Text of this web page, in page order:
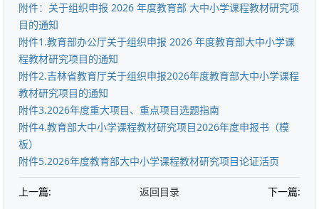
附件：关于组织申报 2026 年度教育部 大中小学课程教材研究项
目的通知
附件1.教育部办公厅关于组织申报 2026 年度教育部大中小学课
程教材研究项目的通知
附件2.吉林省教育厅关于组织申报2026年度教育部大中小学课程
教材研究项目的通知
附件3.2026年度重大项目、重点项目选题指南
附件4.教育部大中小学课程教材研究项目2026年度申报书（模
板）
附件5.2026年度教育部大中小学课程教材研究项目论证活页
上一篇: 返回目录 下一篇: